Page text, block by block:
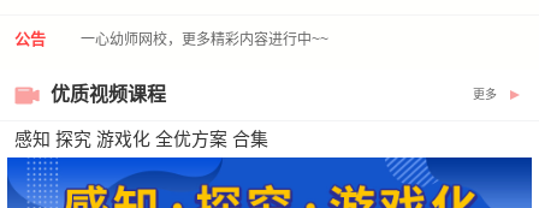
公告 一心幼师网校，更多精彩内容进行中~~
优质视频课程 更多
感知 探究 游戏化 全优方案 合集